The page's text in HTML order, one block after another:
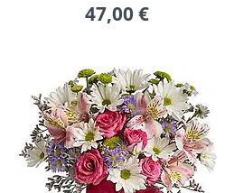
47,00 €